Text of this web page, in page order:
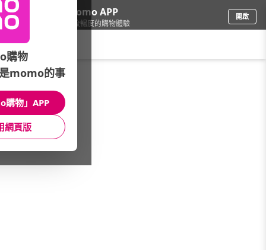
下載momo APP
給你3倍流暢度的購物體驗
開啟
家電/掃地機/掃地機品牌
館長推薦 月銷量
購物
momo的事
購物」APP
網頁版